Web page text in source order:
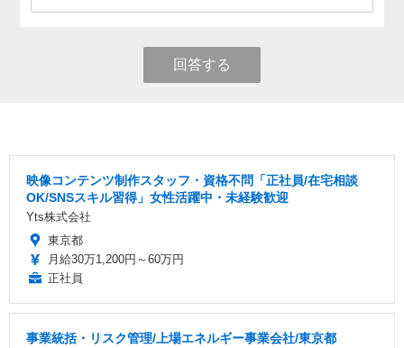
回答する
映像コンテンツ制作スタッフ・資格不問「正社員/在宅相談
OK/SNSスキル習得」女性活躍中・未経験歓迎
Yts株式会社
東京都
月給30万1,200円～60万円
正社員
事業統括・リスク管理/上場エネルギー事業会社/東京都